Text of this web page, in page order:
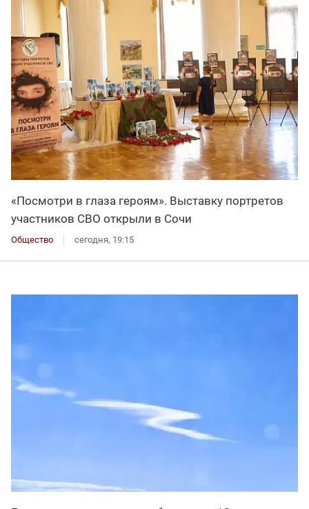
«Посмотри в глаза героям». Выставку портретов
участников СВО открыли в Сочи
Общество сегодня, 19:15